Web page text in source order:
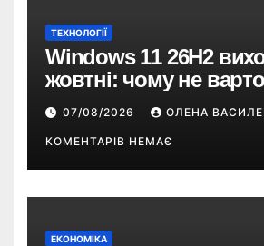
ТЕХНОЛОГІЇ
Windows 11 26H2
жовтні: чому не варто
пропускати це
07/08/2026 ОЛЕНА
КОМЕНТАРІВ НЕМАЄ
ЕКОНОМІКА